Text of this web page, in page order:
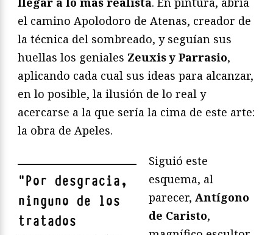
el camino Apolodoro de Atenas, creador de
la técnica del sombreado, y seguían sus
huellas los geniales Zeuxis y Parrasio,
aplicando cada cual sus ideas para alcanzar,
en lo posible, la ilusión de lo real y
acercarse a la que sería la cima de este arte:
la obra de Apeles.
"Por desgracia,
ninguno de los
tratados
Siguió este
esquema, al
parecer, Antígono
de Caristo,